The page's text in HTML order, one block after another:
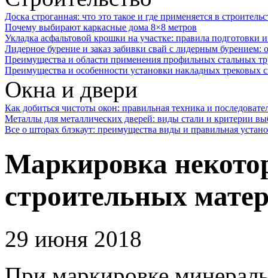
Доска строганная: что это такое и где применяется в
Почему выбирают каркасные дома 8×8 метров
Укладка асфальтовой крошки на участке: правила подготовки
Лидерное бурение и заказ забивки свай с лидерным бурением:
Преимущества и области применения профильных стальных
Преимущества и особенности установки накладных трековых
Окна и двери
Как добиться чистоты окон: правильная техника и
Металлы для металлических дверей: виды стали и критерии
Все о шторах блэкаут: преимущества виды и правильная
Маркировка
строительных
29 июня 2018